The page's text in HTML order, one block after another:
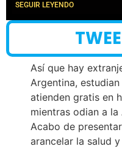
SEGUIR LEYENDO
Así que hay
Argentina,
atienden gratis en
mientras odian a
Acabo de
arancelar la salud